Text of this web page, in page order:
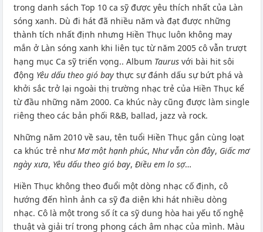
trong danh sách Top 10 ca sỹ được yêu thích nhất của Làn
sóng xanh. Dù đi hát đã nhiều năm và đạt được những
thành tích nhất định nhưng Hiền Thục luôn không may
mắn ở Làn sóng xanh khi liên tục từ năm 2005 cô vẫn trượt
hạng mục Ca sỹ triển vọng.. Album Taurusvới bài hit sôi
động Yêu dấu theo gió baythực sự đánh dấu sự bứt phá và
khởi sắc trở lại ngoài thị trường nhạc trẻ của Hiền Thục kể
từ đầu những năm 2000. Ca khúc này cũng được làm single
riêng theo các bản phối R&B, ballad, jazz và rock.
Những năm 2010 về sau, tên tuổi Hiền Thục gắn cùng loạt
ca khúc trẻ nhưMơ một hạnh phúc, Như vẫn còn đây, Giấc mơ
ngày xưa, Yêu dấu theo gió bay, Điều em lo sợ…
Hiền Thục không theo đuổi một dòng nhạc cố định, cô
hướng đến hình ảnh ca sỹ đa diện khi hát nhiều dòng
nhạc. Cô là một trong số ít ca sỹ dung hòa hai yếu tố nghệ
thuật và giải trí trong phong cách âm nhạc của mình. Màu